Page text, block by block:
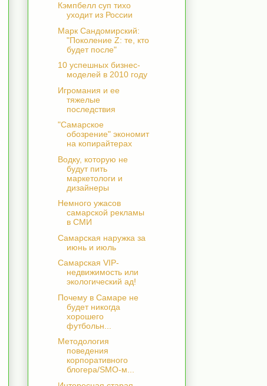
Кэмпбелл суп тихо
уходит из России
Марк Сандомирский:
"Поколение Z: те, кто
будет после"
10 успешных бизнес-
моделей в 2010 году
Игромания и ее
тяжелые
последствия
"Самарское
обозрение" экономит
на копирайтерах
Водку, которую не
будут пить
маркетологи и
дизайнеры
Немного ужасов
самарской рекламы
в СМИ
Самарская наружка за
июнь и июль
Самарская VIP-
недвижимость или
экологический ад!
Почему в Самаре не
будет никогда
хорошего
футбольн...
Методология
поведения
корпоративного
блогера/SMO-м...